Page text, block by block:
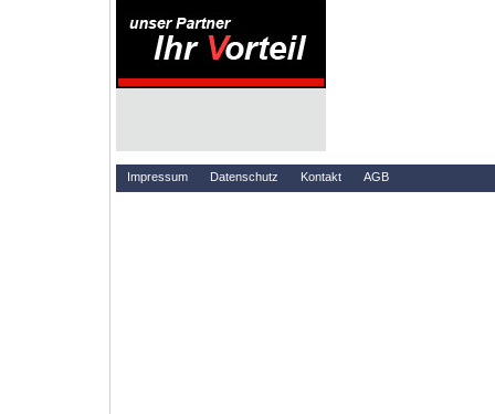
Impressum Datenschutz Kontakt AGB